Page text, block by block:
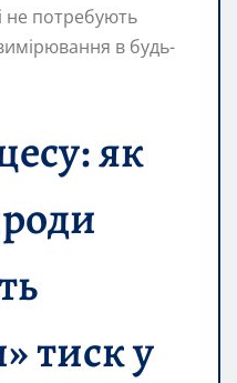
не потребують
в будь-
як
тиск у